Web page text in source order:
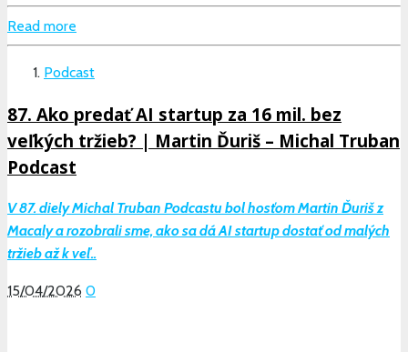
Read more
Podcast
87. Ako predať AI startup za 16 mil. bez
veľkých tržieb? | Martin Ďuriš – Michal Truban
Podcast
V 87. diely Michal Truban Podcastu bol hosťom Martin Ďuriš z
Macaly a rozobrali sme, ako sa dá AI startup dostať od malých
tržieb až k veľ..
15/04/2026 0